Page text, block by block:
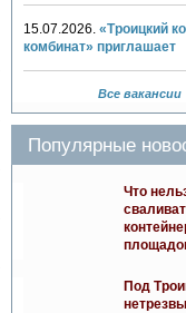
15.07.2026. «Троицкий
комбинат» приглашает
Все вакансии
Популярные
Что
Под